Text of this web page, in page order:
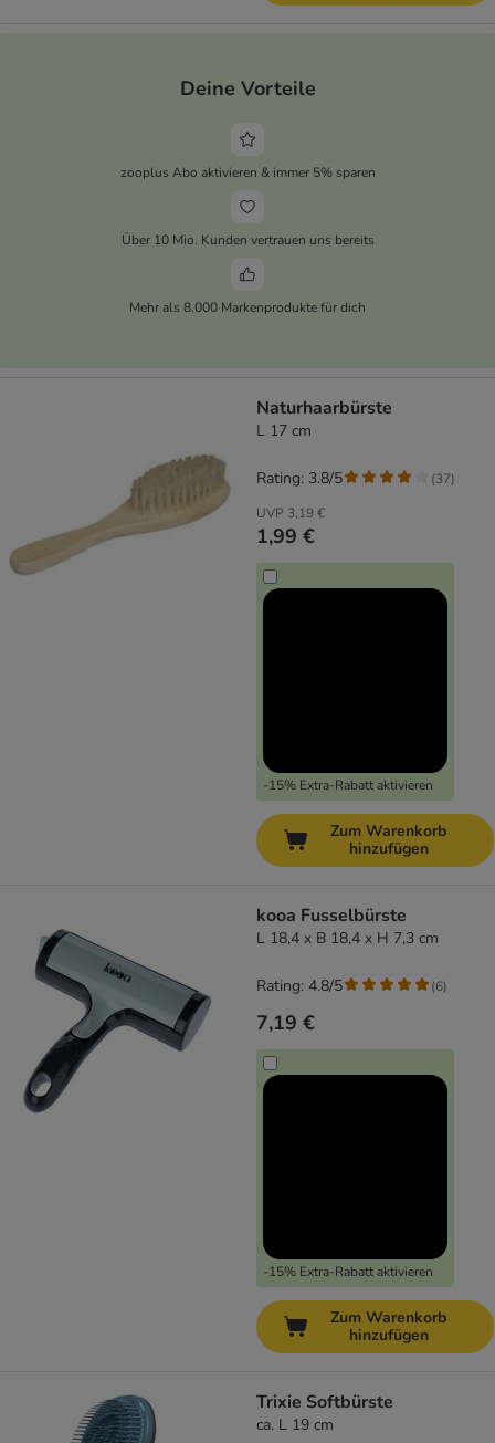
Deine Vorteile
zooplus Abo aktivieren & immer 5% sparen
Über 10 Mio. Kunden vertrauen uns bereits
Mehr als 8.000 Markenprodukte für dich
Naturhaarbürste
L 17 cm
UVP 3,19 €
1,99 €
-15% Extra-Rabatt aktivieren
Rating: 3.8/5 (37)
Zum Warenkorb
hinzufügen
kooa Fusselbürste
L 18,4 x B 18,4 x H 7,3 cm
7,19 €
-15% Extra-Rabatt aktivieren
Rating: 4.8/5 (6)
Zum Warenkorb
hinzufügen
Trixie Softbürste
ca. L 19 cm